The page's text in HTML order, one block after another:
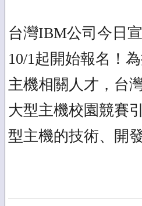
台灣IBM公司今日
10/1起開始報名！
主機相關人才，台
大型主機校園競賽
型主機的技術、開